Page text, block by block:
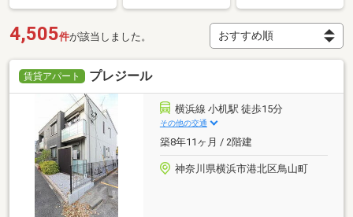
4,505件が該当しました。
賃貸アパート プレジール
横浜線 小机駅 徒歩15分
その他の交通
築8年11ヶ月 / 2階建
神奈川県横浜市港北区鳥山町